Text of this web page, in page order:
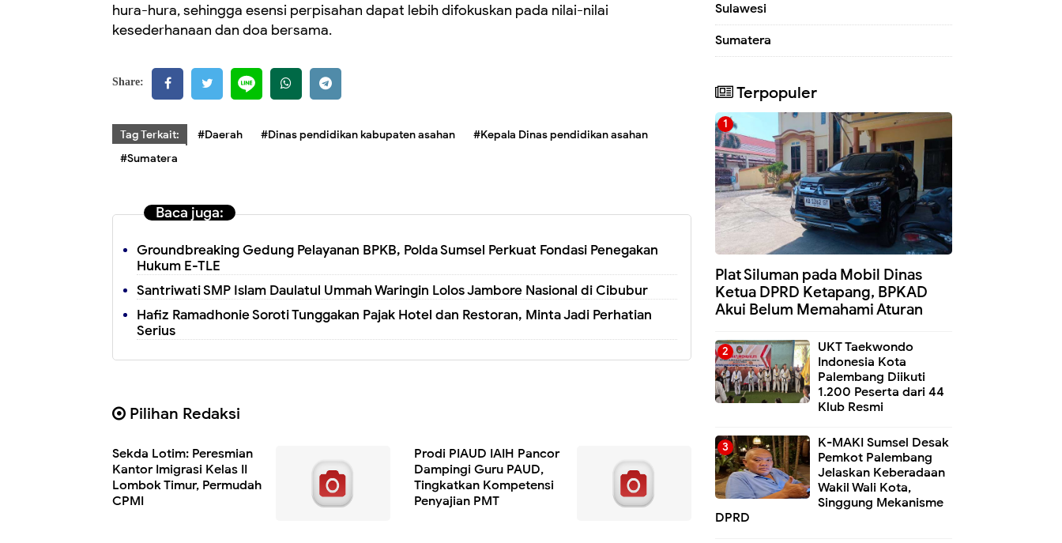
hura-hura, sehingga esensi perpisahan dapat lebih difokuskan pada nilai-nilai
kesederhanaan dan doa bersama.
Share:
Tag Terkait: #Daerah #Dinas pendidikan kabupaten asahan
#Kepala Dinas pendidikan asahan
#Sumatera
Baca juga:
Groundbreaking Gedung Pelayanan BPKB, Polda Sumsel Perkuat Fondasi Penegakan
Hukum E-TLE
Santriwati SMP Islam Daulatul Ummah Waringin Lolos Jambore Nasional di Cibubur
Hafiz Ramadhonie Soroti Tunggakan Pajak Hotel dan Restoran, Minta Jadi Perhatian
Serius
Pilihan Redaksi
Sekda Lotim: Peresmian
Kantor Imigrasi Kelas II
Lombok Timur, Permudah
CPMI
Prodi PIAUD IAIH Pancor
Dampingi Guru PAUD,
Tingkatkan Kompetensi
Penyajian PMT
Sulawesi
Sumatera
Terpopuler
Plat Siluman pada Mobil Dinas
Ketua DPRD Ketapang, BPKAD
Akui Belum Memahami Aturan
UKT Taekwondo
Indonesia Kota
Palembang Diikuti
1.200 Peserta dari 44
Klub Resmi
K-MAKI Sumsel Desak
Pemkot Palembang
Jelaskan Keberadaan
Wakil Wali Kota,
Singgung Mekanisme
DPRD